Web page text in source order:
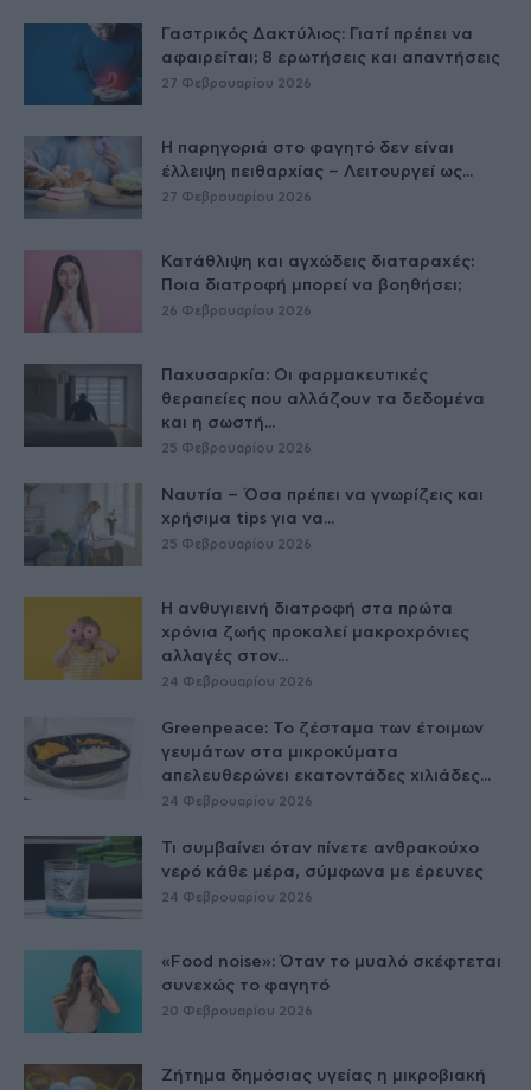
Γαστρικός Δακτύλιος: Γιατί πρέπει να
αφαιρείται; 8 ερωτήσεις και απαντήσεις
27 Φεβρουαρίου 2026
Η παρηγοριά στο φαγητό δεν είναι
έλλειψη πειθαρχίας – Λειτουργεί ως...
27 Φεβρουαρίου 2026
Κατάθλιψη και αγχώδεις διαταραχές:
Ποια διατροφή μπορεί να βοηθήσει;
26 Φεβρουαρίου 2026
Παχυσαρκία: Οι φαρμακευτικές
θεραπείες που αλλάζουν τα δεδομένα
και η σωστή...
25 Φεβρουαρίου 2026
Ναυτία – Όσα πρέπει να γνωρίζεις και
χρήσιμα tips για να...
25 Φεβρουαρίου 2026
Η ανθυγιεινή διατροφή στα πρώτα
χρόνια ζωής προκαλεί μακροχρόνιες
αλλαγές στον...
24 Φεβρουαρίου 2026
Greenpeace: Το ζέσταμα των έτοιμων
γευμάτων στα μικροκύματα
απελευθερώνει εκατοντάδες χιλιάδες...
24 Φεβρουαρίου 2026
Τι συμβαίνει όταν πίνετε ανθρακούχο
νερό κάθε μέρα, σύμφωνα με έρευνες
24 Φεβρουαρίου 2026
«Food noise»: Όταν το μυαλό σκέφτεται
συνεχώς το φαγητό
20 Φεβρουαρίου 2026
Ζήτημα δημόσιας υγείας η μικροβιακή